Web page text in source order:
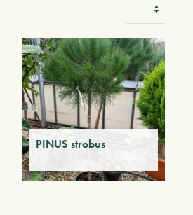
PINUS strobus